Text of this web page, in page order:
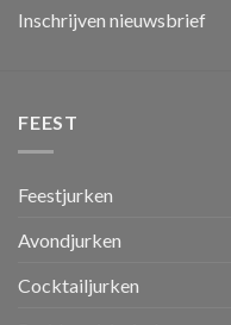
Inschrijven nieuwsbrief
FEEST
Feestjurken
Avondjurken
Cocktailjurken